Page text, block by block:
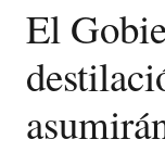
El